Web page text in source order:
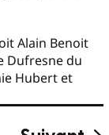
Alain Benoit
Dufresne du
Hubert et